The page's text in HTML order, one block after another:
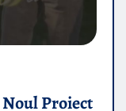
Proiect